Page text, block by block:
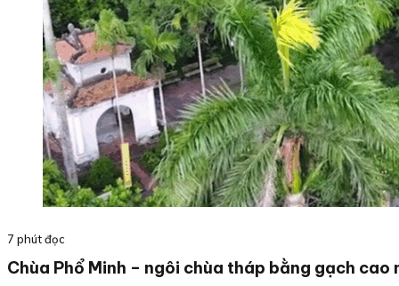
7 phút đọc
Chùa Phổ Minh – ngôi chùa tháp bằng gạch cao